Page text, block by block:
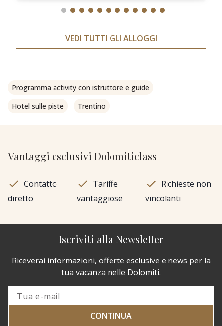
VEDI TUTTI GLI ALLOGGI
Programma activity con istruttore e guide
Hotel sulle piste
Trentino
Vantaggi esclusivi Dolomiticlass
Contatto
diretto
Tariffe
vantaggiose
Richieste non
vincolanti
Iscriviti alla Newsletter
Riceverai informazioni, offerte esclusive e news per la
tua vacanza nelle Dolomiti.
CONTINUA